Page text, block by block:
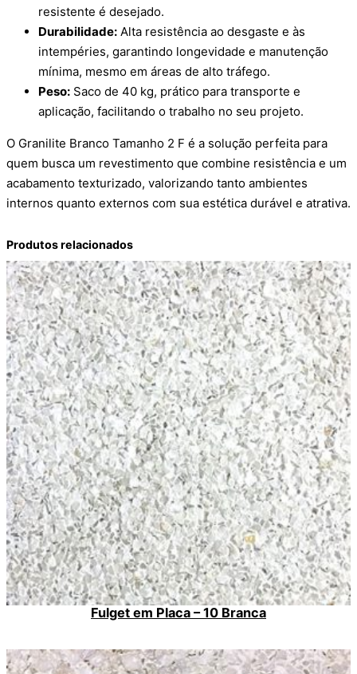
resistente é desejado.
Durabilidade: Alta resistência ao desgaste e às
intempéries, garantindo longevidade e manutenção
mínima, mesmo em áreas de alto tráfego.
Peso: Saco de 40 kg, prático para transporte e
aplicação, facilitando o trabalho no seu projeto.
O Granilite Branco Tamanho 2 F é a solução perfeita para
quem busca um revestimento que combine resistência e um
acabamento texturizado, valorizando tanto ambientes
internos quanto externos com sua estética durável e atrativa.
Produtos relacionados
Fulget em Placa – 10 Branca